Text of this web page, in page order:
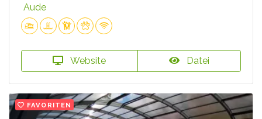
Aude
Website Datei
FAVORITEN